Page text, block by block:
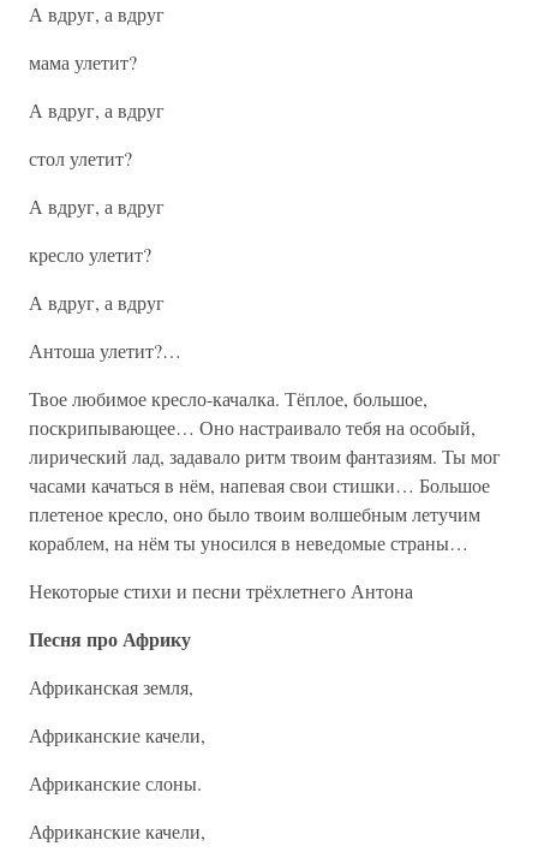
А вдруг, а вдруг
мама улетит?
А вдруг, а вдруг
стол улетит?
А вдруг, а вдруг
кресло улетит?
А вдруг, а вдруг
Антоша улетит?…
Твое любимое кресло-качалка. Тёплое, большое,
поскрипывающее… Оно настраивало тебя на особый,
лирический лад, задавало ритм твоим фантазиям. Ты мог
часами качаться в нём, напевая свои стишки… Большое
плетеное кресло, оно было твоим волшебным летучим
кораблем, на нём ты уносился в неведомые страны…
Некоторые стихи и песни трёхлетнего Антона
Песня про Африку
Африканская земля,
Африканские качели,
Африканские слоны.
Африканские качели,